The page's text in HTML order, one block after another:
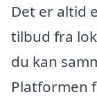
Det er altid
tilbud fra
du kan
Platformen